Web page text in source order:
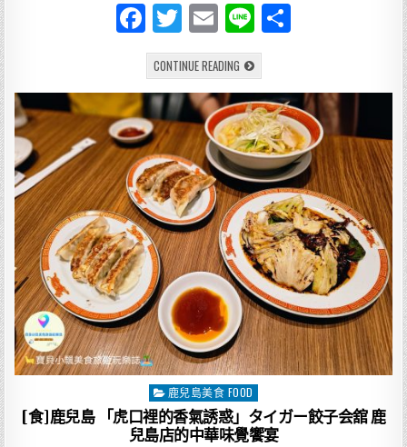
F
a
c
e
b
o
o
k
T
w
it
te
r
E
m
ai
l
Li
n
e
CONTINUE READING[食]
鹿
兒
島
夜
貓
子
的
深
夜
拉
麵
天
堂！
來
來
亭
百
貨
打
烊
後
的
美
味
救
贖
Posted
in
鹿兒島美食 FOOD
[食]鹿兒島 「虎口裡的香氣誘惑」タイガー餃子会舘 鹿
兒島店的中華味覺饗宴